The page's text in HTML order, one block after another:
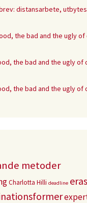
distansarbete,
the bad and the ugly of
the bad and the ugly of
the bad and the ugly of
metoder
Charlotta Hilli deadline